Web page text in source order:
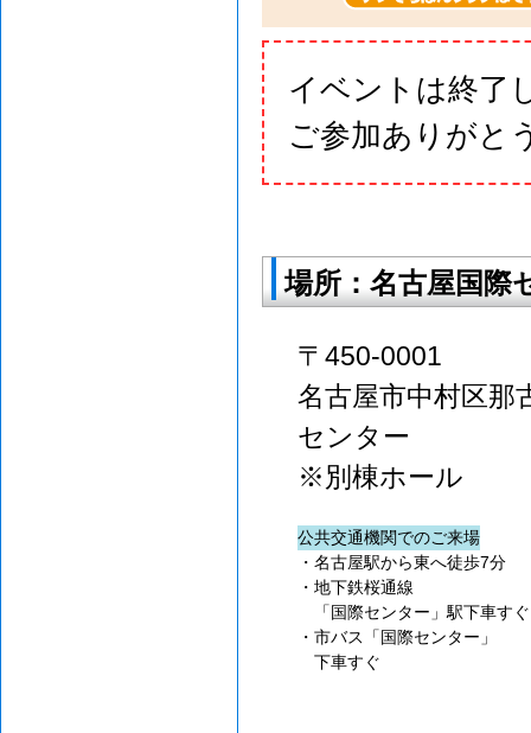
イベントは終了
ご参加ありがと
場所：名古屋国際
〒450-0001
名古屋市中村区
センター
※別棟ホール
公共交通機関でのご来場
・名古屋駅から東へ徒歩7分
・地下鉄桜通線
「国際センター」駅下車すぐ
・市バス「国際センター」
下車すぐ